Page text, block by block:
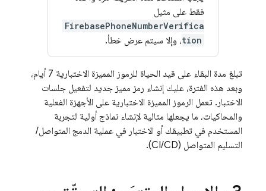
فقط على مثيل
FirebasePhoneNumberVerifica
tion، وإلا سيتم عرض خطأ.
تبلغ مدة البقاء على قيد الحياة للرموز المميزة الاختبارية 7 أيام،
وبعد هذه الفترة، عليك إنشاء رمز مميز جديد لتفعيل جلسات
الاختبار. تعمل الرموز المميزة الاختبارية على الأجهزة الفعلية
والمحاكيات، ما يجعلها مثالية لإنشاء نماذج أولية لتجربة
المستخدم في تطبيقك أو الاختبار في عملية الدمج المتواصل/
التسليم المتواصل (CI/CD).